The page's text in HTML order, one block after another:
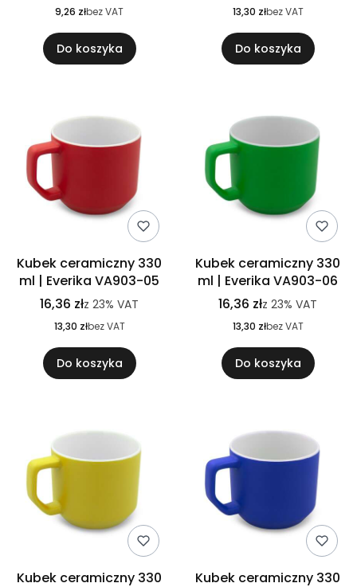
9,26 złbez VAT
Do koszyka
13,30 złbez VAT
Do koszyka
Kubek ceramiczny 330
ml | Everika VA903-05
16,36 złz 23% VAT
13,30 złbez VAT
Do koszyka
Kubek ceramiczny 330
ml | Everika VA903-06
16,36 złz 23% VAT
13,30 złbez VAT
Do koszyka
Kubek ceramiczny 330
Kubek ceramiczny 330